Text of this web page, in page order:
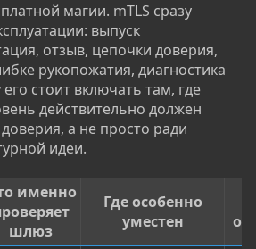
магии. mTLS сразу
выпуск
отзыв, цепочки доверия,
рукопожатия, диагностика
стоит включать там, где
действительно должен
а не просто ради
идеи.
именно
шлюз
Где особенно
уместен